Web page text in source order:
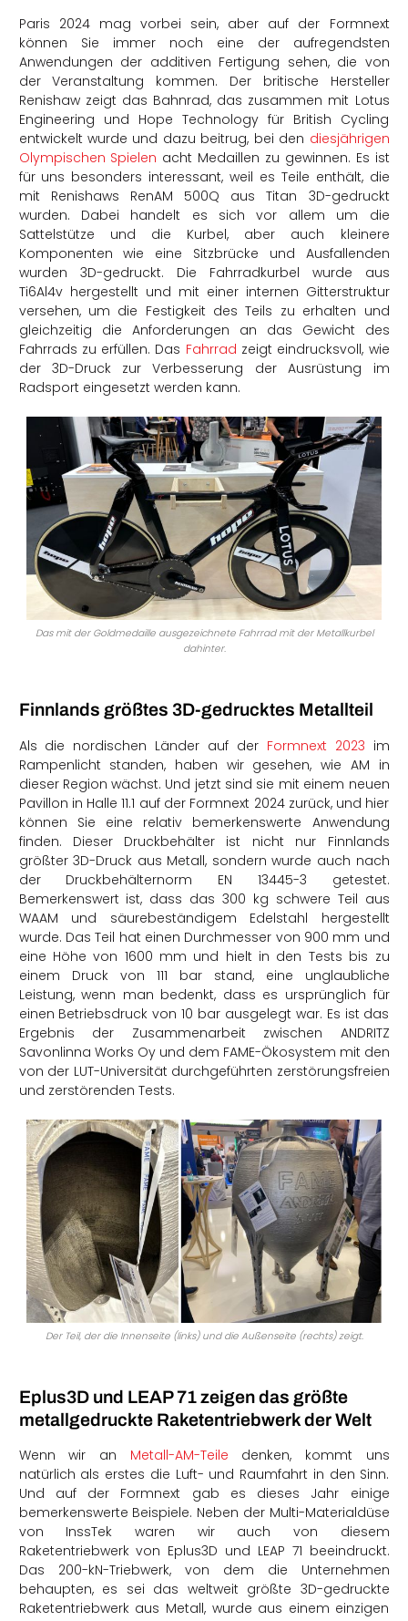
Paris 2024 mag vorbei sein, aber auf der Formnext
können Sie immer noch eine der aufregendsten
Anwendungen der additiven Fertigung sehen, die von
der Veranstaltung kommen. Der britische Hersteller
Renishaw zeigt das Bahnrad, das zusammen mit Lotus
Engineering und Hope Technology für British Cycling
entwickelt wurde und dazu beitrug, bei den diesjährigen
Olympischen Spielen acht Medaillen zu gewinnen. Es ist
für uns besonders interessant, weil es Teile enthält, die
mit Renishaws RenAM 500Q aus Titan 3D-gedruckt
wurden. Dabei handelt es sich vor allem um die
Sattelstütze und die Kurbel, aber auch kleinere
Komponenten wie eine Sitzbrücke und Ausfallenden
wurden 3D-gedruckt. Die Fahrradkurbel wurde aus
Ti6Al4v hergestellt und mit einer internen Gitterstruktur
versehen, um die Festigkeit des Teils zu erhalten und
gleichzeitig die Anforderungen an das Gewicht des
Fahrrads zu erfüllen. Das Fahrrad zeigt eindrucksvoll, wie
der 3D-Druck zur Verbesserung der Ausrüstung im
Radsport eingesetzt werden kann.
Das mit der Goldmedaille ausgezeichnete Fahrrad mit der Metallkurbel
dahinter.
Finnlands größtes 3D-gedrucktes Metallteil
Als die nordischen Länder auf der Formnext 2023 im
Rampenlicht standen, haben wir gesehen, wie AM in
dieser Region wächst. Und jetzt sind sie mit einem neuen
Pavillon in Halle 11.1 auf der Formnext 2024 zurück, und hier
können Sie eine relativ bemerkenswerte Anwendung
finden. Dieser Druckbehälter ist nicht nur Finnlands
größter 3D-Druck aus Metall, sondern wurde auch nach
der Druckbehälternorm EN 13445-3 getestet.
Bemerkenswert ist, dass das 300 kg schwere Teil aus
WAAM und säurebeständigem Edelstahl hergestellt
wurde. Das Teil hat einen Durchmesser von 900 mm und
eine Höhe von 1600 mm und hielt in den Tests bis zu
einem Druck von 111 bar stand, eine unglaubliche
Leistung, wenn man bedenkt, dass es ursprünglich für
einen Betriebsdruck von 10 bar ausgelegt war. Es ist das
Ergebnis der Zusammenarbeit zwischen ANDRITZ
Savonlinna Works Oy und dem FAME-Ökosystem mit den
von der LUT-Universität durchgeführten zerstörungsfreien
und zerstörenden Tests.
Der Teil, der die Innenseite (links) und die Außenseite (rechts) zeigt.
Eplus3D und LEAP 71 zeigen das größte
metallgedruckte Raketentriebwerk der Welt
Wenn wir an Metall-AM-Teile denken, kommt uns
natürlich als erstes die Luft- und Raumfahrt in den Sinn.
Und auf der Formnext gab es dieses Jahr einige
bemerkenswerte Beispiele. Neben der Multi-Materialdüse
von InssTek waren wir auch von diesem
Raketentriebwerk von Eplus3D und LEAP 71 beeindruckt.
Das 200-kN-Triebwerk, von dem die Unternehmen
behaupten, es sei das weltweit größte 3D-gedruckte
Raketentriebwerk aus Metall, wurde aus einem einzigen